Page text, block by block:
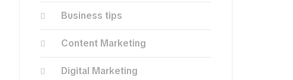
Business tips
Content Marketing
Digital Marketing